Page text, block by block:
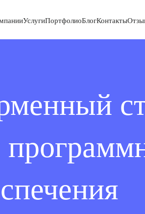
УслугиПортфолиоБлогКонтакты